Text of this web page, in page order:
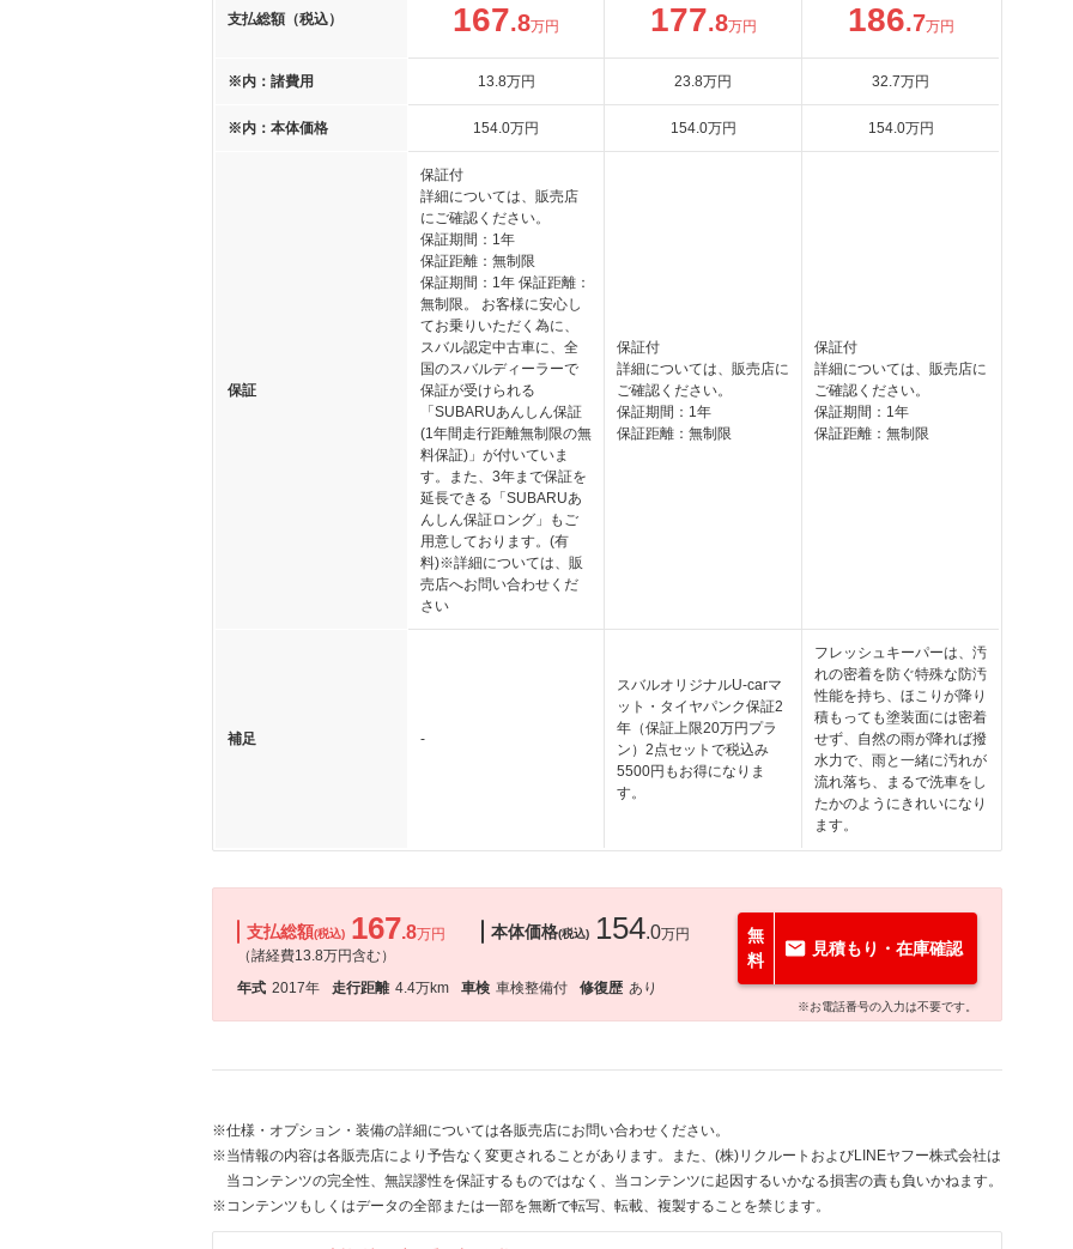
支払総額（税込） 167.8万円 177.8万円 186.7万円
※内：諸費用 13.8万円 23.8万円 32.7万円
※内：本体価格 154.0万円 154.0万円 154.0万円
保証
保証付
詳細については、販売店
にご確認ください。
保証期間：1年
保証距離：無制限
保証期間：1年 保証距離：
無制限。 お客様に安心し
てお乗りいただく為に、
スバル認定中古車に、全
国のスバルディーラーで
保証が受けられる
「SUBARUあんしん保証
(1年間走行距離無制限の無
料保証)」が付いていま
す。また、3年まで保証を
延長できる「SUBARUあ
んしん保証ロング」もご
用意しております。(有
料)※詳細については、販
売店へお問い合わせくだ
さい
保証付
詳細については、販売店に
ご確認ください。
保証期間：1年
保証距離：無制限
保証付
詳細については、販売店に
ご確認ください。
保証期間：1年
保証距離：無制限
補足 -
スバルオリジナルU-carマ
ット・タイヤパンク保証2
年（保証上限20万円プラ
ン）2点セットで税込み
5500円もお得になりま
す。
フレッシュキーパーは、汚
れの密着を防ぐ特殊な防汚
性能を持ち、ほこりが降り
積もっても塗装面には密着
せず、自然の雨が降れば撥
水力で、雨と一緒に汚れが
流れ落ち、まるで洗車をし
たかのようにきれいになり
ます。
支払総額(税込) 167.8万円
（諸経費13.8万円含む）
本体価格(税込) 154.0万円
年式 2017年 走行距離 4.4万km 車検 車検整備付 修復歴 あり
無
料
見積もり・在庫確認
※お電話番号の入力は不要です。
※仕様・オプション・装備の詳細については各販売店にお問い合わせください。
※当情報の内容は各販売店により予告なく変更されることがあります。また、(株)リクルートおよびLINEヤフー株式会社は
当コンテンツの完全性、無誤謬性を保証するものではなく、当コンテンツに起因するいかなる損害の責も負いかねます。
※コンテンツもしくはデータの全部または一部を無断で転写、転載、複製することを禁じます。